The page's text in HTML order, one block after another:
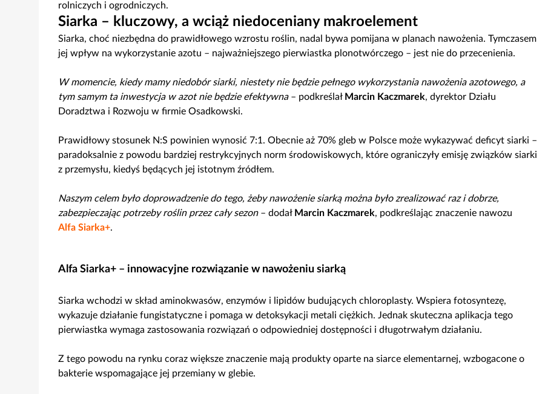
rolniczych i ogrodniczych.
Siarka – kluczowy, a wciąż niedoceniany makroelement
Siarka, choć niezbędna do prawidłowego wzrostu roślin, nadal bywa pomijana w planach nawożenia. Tymczasem
jej wpływ na wykorzystanie azotu – najważniejszego pierwiastka plonotwórczego – jest nie do przecenienia.
W momencie, kiedy mamy niedobór siarki, niestety nie będzie pełnego wykorzystania nawożenia azotowego, a
tym samym ta inwestycja w azot nie będzie efektywna– podkreślał Marcin Kaczmarek, dyrektor Działu
Doradztwa i Rozwoju w firmie Osadkowski.
Prawidłowy stosunek N:S powinien wynosić 7:1. Obecnie aż 70% gleb w Polsce może wykazywać deficyt siarki –
paradoksalnie z powodu bardziej restrykcyjnych norm środowiskowych, które ograniczyły emisję związków siarki
z przemysłu, kiedyś będących jej istotnym źródłem.
Naszym celem było doprowadzenie do tego, żeby nawożenie siarką można było zrealizować raz i dobrze,
zabezpieczając potrzeby roślin przez cały sezon– dodał Marcin Kaczmarek, podkreślając znaczenie nawozu
Alfa Siarka+.
Alfa Siarka+ – innowacyjne rozwiązanie w nawożeniu siarką
Siarka wchodzi w skład aminokwasów, enzymów i lipidów budujących chloroplasty. Wspiera fotosyntezę,
wykazuje działanie fungistatyczne i pomaga w detoksykacji metali ciężkich. Jednak skuteczna aplikacja tego
pierwiastka wymaga zastosowania rozwiązań o odpowiedniej dostępności i długotrwałym działaniu.
Z tego powodu na rynku coraz większe znaczenie mają produkty oparte na siarce elementarnej, wzbogacone o
bakterie wspomagające jej przemiany w glebie.